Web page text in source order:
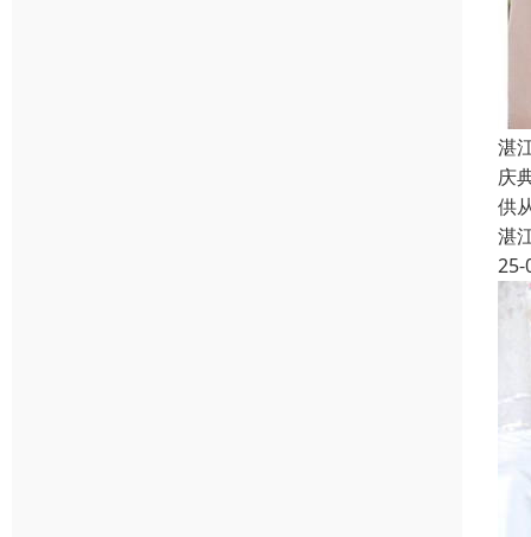
湛
庆
供
湛
25-